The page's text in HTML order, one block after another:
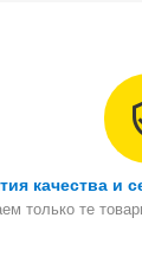
качества и
только те